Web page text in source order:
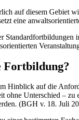
auf diesem Gebiet
eine
Fortbildung?
auf die
ohne Unterschied –
(BGH v. 18. Juli